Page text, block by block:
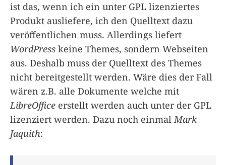
ist das, wenn ich ein unter GPL lizenziertes
Produkt ausliefere, ich den Quelltext dazu
veröffentlichen muss. Allerdings liefert
WordPress keine Themes, sondern Webseiten
aus. Deshalb muss der Quelltext des Themes
nicht bereitgestellt werden. Wäre dies der Fall
wären z.B. alle Dokumente welche mit
LibreOffice erstellt werden auch unter der GPL
lizenziert werden. Dazu noch einmalMark
Jaquith: